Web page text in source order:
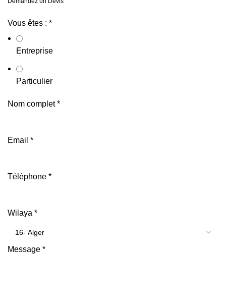
Vous êtes : *
Entreprise
Particulier
Nom complet*
Email *
Téléphone *
Wilaya *
Message *